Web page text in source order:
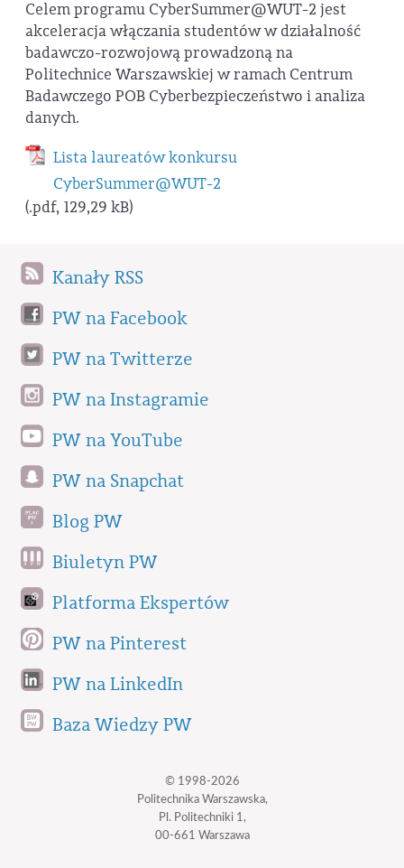
Celem programu CyberSummer@WUT-2 jest
akceleracja włączania studentów w działalność
badawczo-rozwojową prowadzoną na
Politechnice Warszawskiej w ramach Centrum
Badawczego POB Cyberbezpieczeństwo i analiza
danych.
Lista laureatów konkursu
CyberSummer@WUT-2
(.pdf, 129,29 kB)
Kanały RSS
PW na Facebook
PW na Twitterze
PW na Instagramie
PW na YouTube
PW na Snapchat
Blog PW
Biuletyn PW
Platforma Ekspertów
PW na Pinterest
PW na LinkedIn
Baza Wiedzy PW
© 1998-2026
Politechnika Warszawska,
Pl. Politechniki 1,
00-661 Warszawa